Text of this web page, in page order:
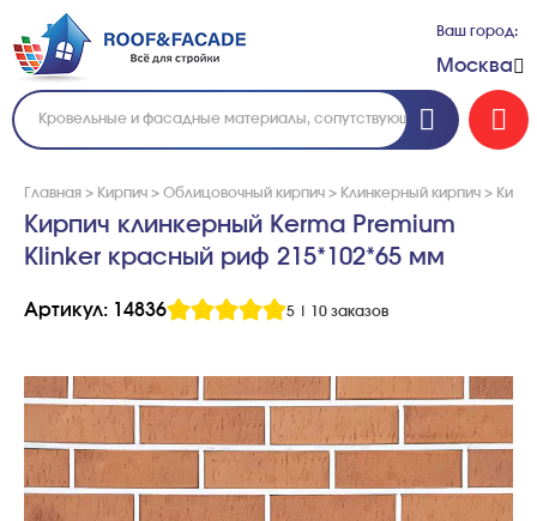
Ваш город:
Москва
Главная > Кирпич > Облицовочный кирпич > Клинкерный кирпич >
Кирпич клинкерный Kerma Premium
Klinker красный риф 215*102*65 мм
Артикул: 14836 5 10 заказов